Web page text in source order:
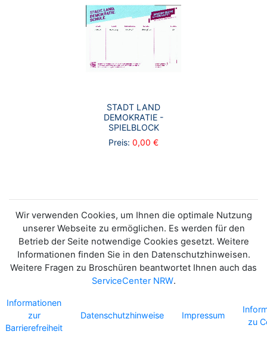
STADT LAND
DEMOKRATIE -
SPIELBLOCK
Preis: 0,00 €
Wir verwenden Cookies, um Ihnen die optimale Nutzung
unserer Webseite zu ermöglichen. Es werden für den
Betrieb der Seite notwendige Cookies gesetzt. Weitere
Informationen finden Sie in den Datenschutzhinweisen.
Weitere Fragen zu Broschüren beantwortet Ihnen auch das
ServiceCenter NRW.
Informationen
zur
Barrierefreiheit
Datenschutzhinweise Impressum
zu